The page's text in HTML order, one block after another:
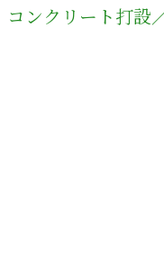
コンクリート打設